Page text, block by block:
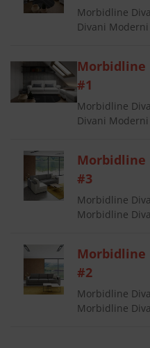
Morbidline
Divani
Morbidline
#1
Morbidline
Divani
Morbidline
#3
Morbidline
Morbidline
Morbidline
#2
Morbidline
Morbidline